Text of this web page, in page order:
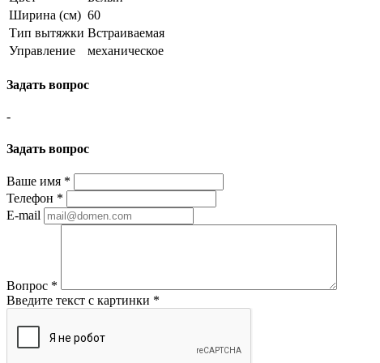
Ширина (см) 60
Тип вытяжки Встраиваемая
Управление
механическое
Задать вопрос
-
Задать вопрос
Ваше имя *
Телефон *
E-mail
Вопрос *
Введите текст с картинки *